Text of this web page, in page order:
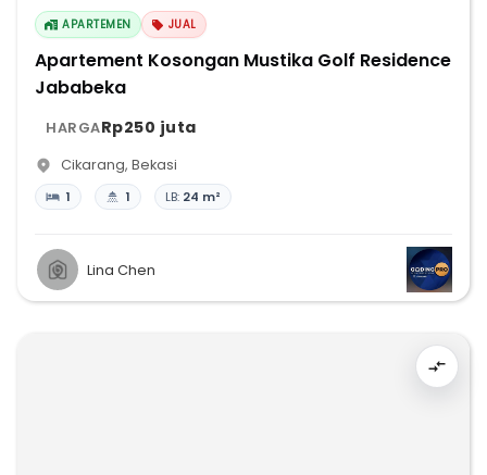
APARTEMEN JUAL
Apartement Kosongan Mustika Golf Residence
Jababeka
HARGARp250 juta
Cikarang, Bekasi
1 1 LB: 24 m²
Lina Chen